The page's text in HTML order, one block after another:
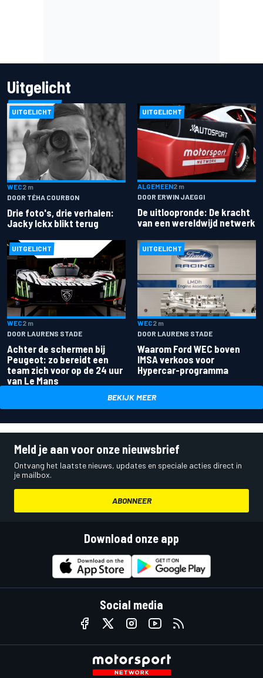
Uitgelicht
UITGELICHT
WEC2 m
DOOR TÉHA COURBON
Drie foto's, drie verhalen:
Jacky Ickx blikt terug
UITGELICHT
ALGEMEEN2 m
DOOR ERWIN JAEGGI
De uitloopronde: De kracht
van een wereldwijd netwerk
UITGELICHT
WEC2 m
DOOR LAURENS STADE
Achter de schermen bij
Peugeot: zo bereidt een
team zich voor op de 24 uur
van Le Mans
UITGELICHT
WEC2 m
DOOR LAURENS STADE
Waarom Ford WEC boven
IMSA verkoos voor
Hypercar-programma
BEKIJK MEER
Meld je aan voor onze nieuwsbrief
Ontvang het laatste nieuws, updates en speciale acties direct in
je mailbox.
ABONNEER
Download onze app
Social media